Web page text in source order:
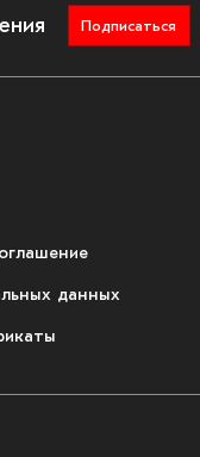
Подписаться
данных